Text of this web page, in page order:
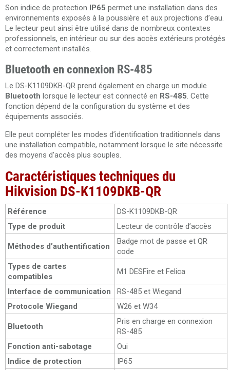
Son indice de protection IP65 permet une installation dans des
environnements exposés à la poussière et aux projections d’eau.
Le lecteur peut ainsi être utilisé dans de nombreux contextes
professionnels, en intérieur ou sur des accès extérieurs protégés
et correctement installés.
Bluetooth en connexion RS-485
Le DS-K1109DKB-QR prend également en charge un module
Bluetooth lorsque le lecteur est connecté en RS-485. Cette
fonction dépend de la configuration du système et des
équipements associés.
Elle peut compléter les modes d’identification traditionnels dans
une installation compatible, notamment lorsque le site nécessite
des moyens d’accès plus souples.
Caractéristiques techniques du
Hikvision DS-K1109DKB-QR
Référence
DS-K1109DKB-QR
Type de produit
Lecteur de contrôle d’accès
Méthodes d’authentification
Badge mot de passe et QR
code
Types de cartes
compatibles
M1 DESFire et Felica
Interface de communication
RS-485 et Wiegand
Protocole Wiegand
W26 et W34
Bluetooth
Pris en charge en connexion
RS-485
Fonction anti-sabotage
Oui
Indice de protection
IP65